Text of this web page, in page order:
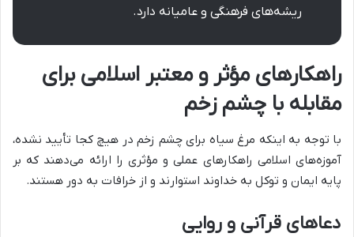
ریشه‌های فرهنگی و عامیانه دارد.
راهکارهای مؤثر و معتبر اسلامی برای
مقابله با چشم زخم
با توجه به اینکه مرغ سیاه برای چشم زخم در هیچ کجا تأیید نشده،
آموزه‌های اسلامی راهکارهای عملی و مؤثری را ارائه می‌دهند که بر
پایه ایمان و توکل به خداوند استوارند و از خرافات به دور هستند.
دعاهای قرآنی و روایی